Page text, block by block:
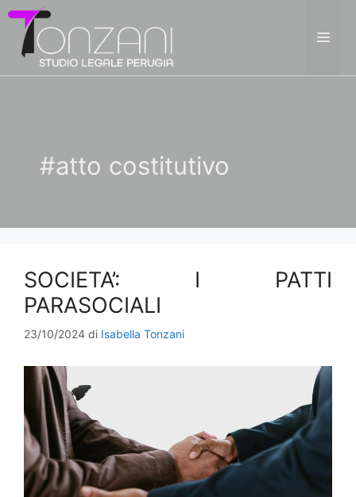
Vai
contenuto
#atto costitutivo
SOCIETA’: I PATTI
PARASOCIALI
23/10/2024 di Isabella Tonzani